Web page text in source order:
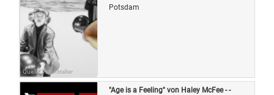
Quelle: Veranstalter
Potsdam
"Age is a Feeling" von Haley McFee - -